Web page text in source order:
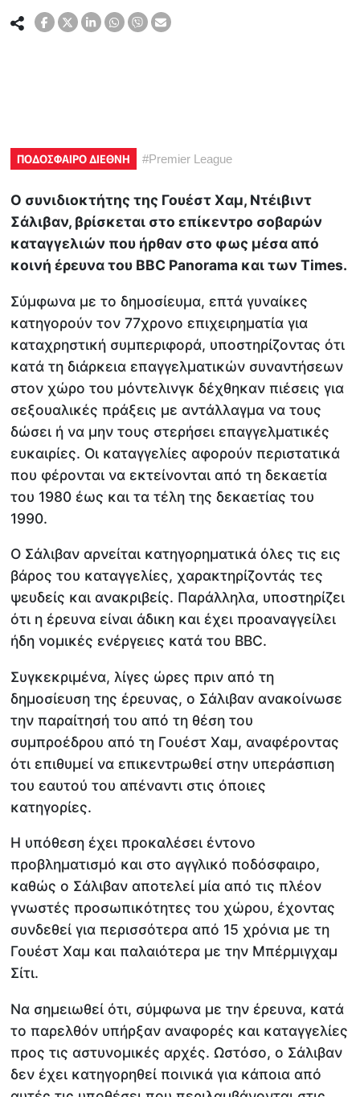
ΠΟΔΟΣΦΑΙΡΟ ΔΙΕΘΝΗ #Premier League
Ο συνιδιοκτήτης της Γουέστ Χαμ, Ντέιβιντ
Σάλιβαν, βρίσκεται στο επίκεντρο σοβαρών
καταγγελιών που ήρθαν στο φως μέσα από
κοινή έρευνα του BBC Panorama και των Times.
Σύμφωνα με το δημοσίευμα, επτά γυναίκες
κατηγορούν τον 77χρονο επιχειρηματία για
καταχρηστική συμπεριφορά, υποστηρίζοντας ότι
κατά τη διάρκεια επαγγελματικών συναντήσεων
στον χώρο του μόντελινγκ δέχθηκαν πιέσεις για
σεξουαλικές πράξεις με αντάλλαγμα να τους
δώσει ή να μην τους στερήσει επαγγελματικές
ευκαιρίες. Οι καταγγελίες αφορούν περιστατικά
που φέρονται να εκτείνονται από τη δεκαετία
του 1980 έως και τα τέλη της δεκαετίας του
1990.
Ο Σάλιβαν αρνείται κατηγορηματικά όλες τις εις
βάρος του καταγγελίες, χαρακτηρίζοντάς τες
ψευδείς και ανακριβείς. Παράλληλα, υποστηρίζει
ότι η έρευνα είναι άδικη και έχει προαναγγείλει
ήδη νομικές ενέργειες κατά του BBC.
Συγκεκριμένα, λίγες ώρες πριν από τη
δημοσίευση της έρευνας, ο Σάλιβαν ανακοίνωσε
την παραίτησή του από τη θέση του
συμπροέδρου από τη Γουέστ Χαμ, αναφέροντας
ότι επιθυμεί να επικεντρωθεί στην υπεράσπιση
του εαυτού του απέναντι στις όποιες
κατηγορίες.
Η υπόθεση έχει προκαλέσει έντονο
προβληματισμό και στο αγγλικό ποδόσφαιρο,
καθώς ο Σάλιβαν αποτελεί μία από τις πλέον
γνωστές προσωπικότητες του χώρου, έχοντας
συνδεθεί για περισσότερα από 15 χρόνια με τη
Γουέστ Χαμ και παλαιότερα με την Μπέρμιγχαμ
Σίτι.
Να σημειωθεί ότι, σύμφωνα με την έρευνα, κατά
το παρελθόν υπήρξαν αναφορές και καταγγελίες
προς τις αστυνομικές αρχές. Ωστόσο, ο Σάλιβαν
δεν έχει κατηγορηθεί ποινικά για κάποια από